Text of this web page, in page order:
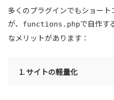
多くのプラグインでもショー
が、
functions.phpで自作す
なメリットがあります：
1. サイトの軽量化